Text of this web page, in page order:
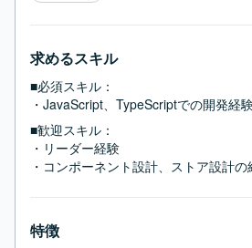
求めるスキル
■必須スキル：
・JavaScript、TypeScriptでの開発経
■歓迎スキル：
・リーダー経験
・コンポーネント設計、ストア設計の
特徴